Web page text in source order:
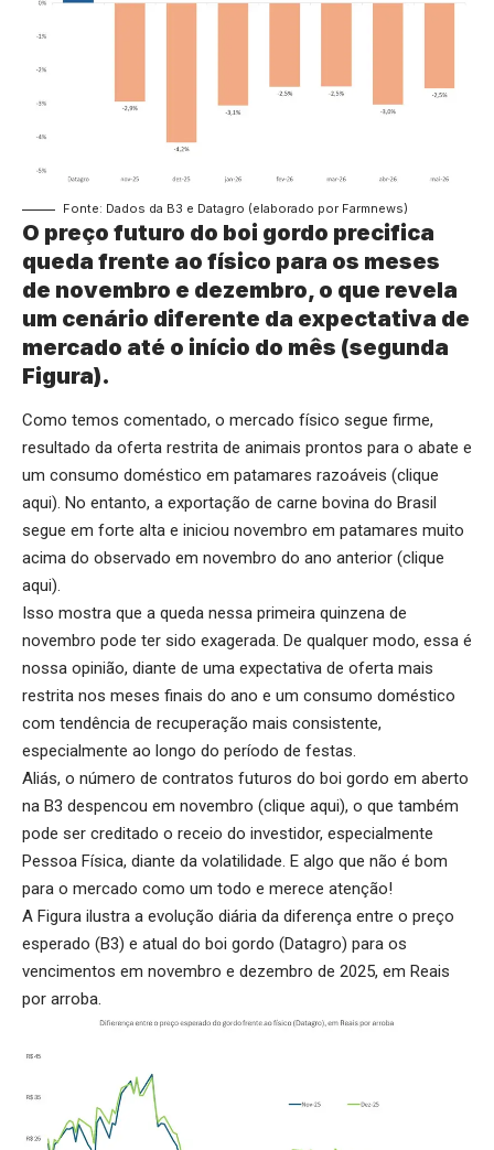
Fonte: Dados da B3 e Datagro (elaborado por Farmnews)
O preço futuro do boi gordo precifica
queda frente ao físico para os meses
de novembro e dezembro, o que revela
um cenário diferente da expectativa de
mercado até o início do mês (segunda
Figura).
Como temos comentado, o mercado físico segue firme,
resultado da oferta restrita de animais prontos para o abate e
um consumo doméstico em patamares razoáveis (clique
aqui). No entanto, a exportação de carne bovina do Brasil
segue em forte alta e iniciou novembro em patamares muito
acima do observado em novembro do ano anterior (clique
aqui).
Isso mostra que a queda nessa primeira quinzena de
novembro pode ter sido exagerada. De qualquer modo, essa é
nossa opinião, diante de uma expectativa de oferta mais
restrita nos meses finais do ano e um consumo doméstico
com tendência de recuperação mais consistente,
especialmente ao longo do período de festas.
Aliás, o número de contratos futuros do boi gordo em aberto
na B3 despencou em novembro (clique aqui), o que também
pode ser creditado o receio do investidor, especialmente
Pessoa Física, diante da volatilidade. E algo que não é bom
para o mercado como um todo e merece atenção!
A Figura ilustra a evolução diária da diferença entre o preço
esperado (B3) e atual do boi gordo (Datagro) para os
vencimentos em novembro e dezembro de 2025, em Reais
por arroba.